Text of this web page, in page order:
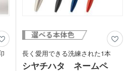
長く愛用できる洗練された1本
シヤチハタ ネームペ